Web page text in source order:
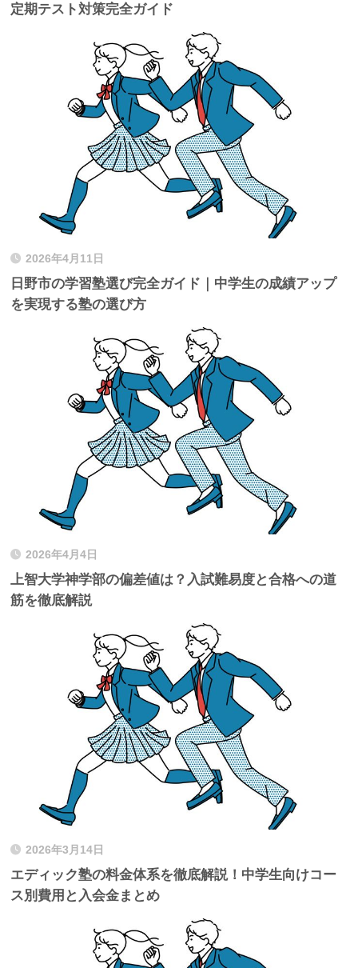
定期テスト対策完全ガイド
2026年4月11日
日野市の学習塾選び完全ガイド｜中学生の成績アップ
を実現する塾の選び方
2026年4月4日
上智大学神学部の偏差値は？入試難易度と合格への道
筋を徹底解説
2026年3月14日
エディック塾の料金体系を徹底解説！中学生向けコー
ス別費用と入会金まとめ